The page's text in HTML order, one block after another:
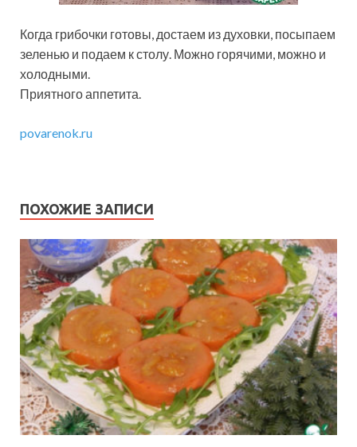
Когда грибочки готовы, достаем из духовки, посыпаем
зеленью и подаем к столу. Можно горячими, можно и
холодными.
Приятного аппетита.
povarenok.ru
ПОХОЖИЕ ЗАПИСИ